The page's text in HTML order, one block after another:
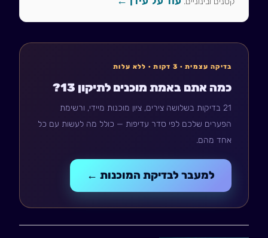
בדיקה עצמית · 3 דקות · ללא עלות
כמה אתם באמת מוכנים לתיקון 13?
21 בדיקות בשלושה צירים, ציון מוכנות מיידי, ורשימת
הפערים שלכם לפי סדר עדיפות — כולל מה לעשות עם כל
אחד מהם.
למעבר לבדיקת המוכנות ←